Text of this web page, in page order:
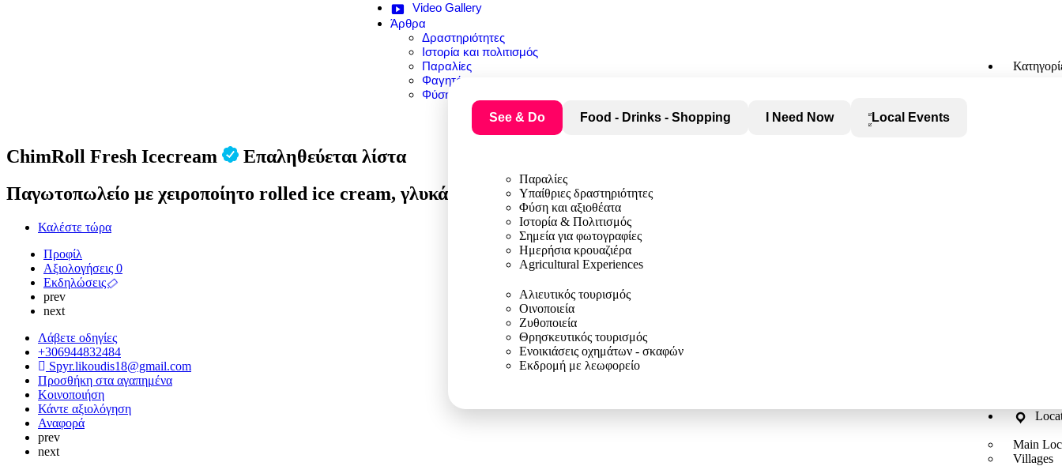
Video Gallery
Άρθρα
Δραστηριότητες
Ιστορία και πολιτισμός
Παραλίες
Φαγητό
Φύση και αξιοθέατα
See & Do Food - Drinks - Shopping I Need Now Local Events
Παραλίες
Υπαίθριες δραστηριότητες
Φύση και αξιοθέατα
Ιστορία & Πολιτισμός
Σημεία για φωτογραφίες
Ημερήσια κρουαζιέρα
Agricultural Experiences
Αλιευτικός τουρισμός
Οινοποιεία
Ζυθοποιεία
Θρησκευτικός τουρισμός
Ενοικιάσεις οχημάτων - σκαφών
Εκδρομή με λεωφορείο
Main
Villages
ChimRoll Fresh Icecream
Επαληθεύεται λίστα
Παγωτοπωλείο με χειροποίητο rolled ice cream, γλυκά και μοντέρνες γεύσεις.
Καλέστε τώρα
Προφίλ
Αξιολογήσεις 0
Εκδηλώσεις
prev
next
Λάβετε οδηγίες
+306944832484
Spyr.likoudis18@gmail.com
Προσθήκη στα αγαπημένα
Κοινοποιήση
Κάντε αξιολόγηση
Αναφορά
prev
next